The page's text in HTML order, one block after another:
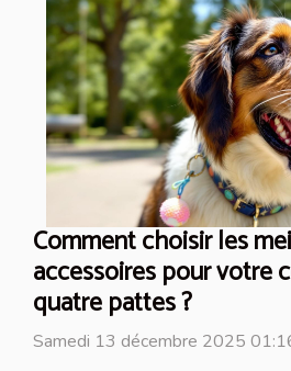
Comment choisir les
accessoires pour votre
quatre pattes ?
Samedi 13 décembre 2025